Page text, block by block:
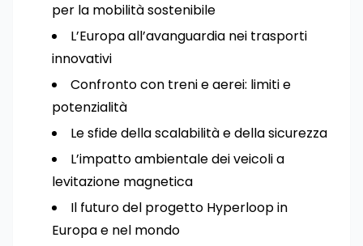
per la mobilità sostenibile
L’Europa all’avanguardia nei trasporti
innovativi
Confronto con treni e aerei: limiti e
potenzialità
Le sfide della scalabilità e della sicurezza
L’impatto ambientale dei veicoli a
levitazione magnetica
Il futuro del progetto Hyperloop in
Europa e nel mondo